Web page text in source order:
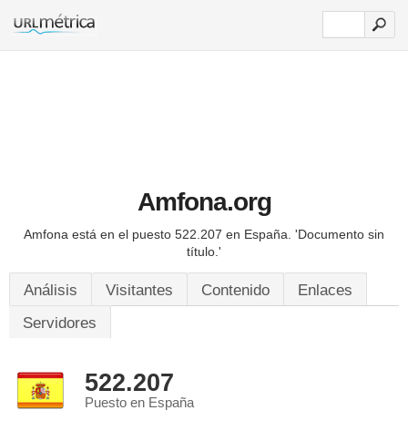
Amfona.org
Amfona está en el puesto 522.207 en España. 'Documento sin
título.'
Análisis Visitantes Contenido
Enlaces
Servidores
522.207
Puesto en España